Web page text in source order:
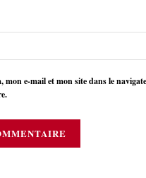
mon e-mail et mon site dans le